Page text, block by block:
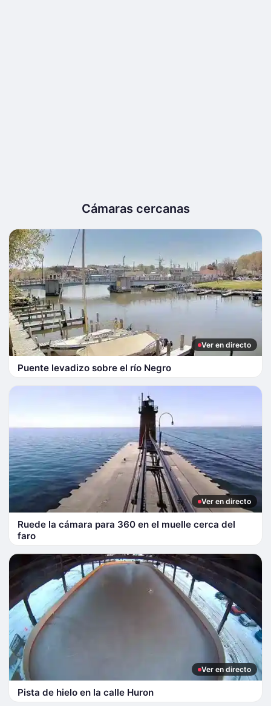
Cámaras cercanas
Ver en directo
Puente levadizo sobre el río Negro
Ver en directo
Ruede la cámara para 360 en el muelle cerca del
faro
Ver en directo
Pista de hielo en la calle Huron